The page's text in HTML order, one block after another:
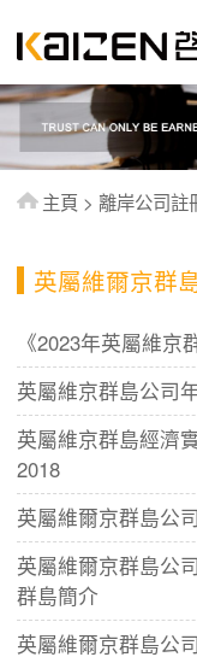
主頁 > 離岸公司註
英屬維爾京群
《2023年英屬維
英屬維京群島公司
英屬維京群島經濟
2018
英屬維爾京群島公
英屬維爾京群島公
群島簡介
英屬維爾京群島公